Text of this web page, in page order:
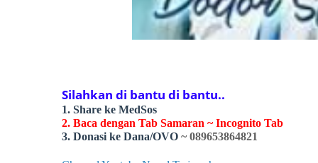
Silahkan di bantu di bantu..
1. Share ke MedSos
2. Baca dengan Tab Samaran ~ Incognito Tab
3. Donasi ke Dana/OVO ~ 089653864821